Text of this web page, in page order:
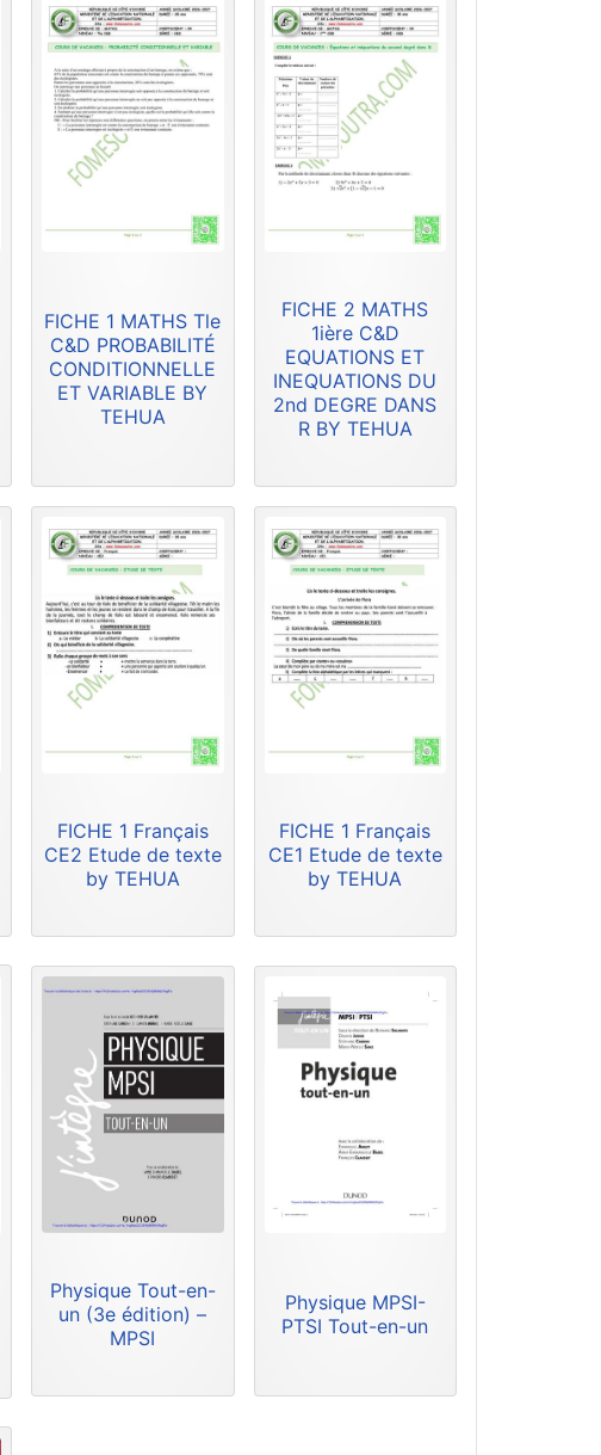
FICHE 1 MATHS Tle
C&D PROBABILITÉ
CONDITIONNELLE
ET VARIABLE BY
TEHUA
FICHE 2 MATHS
1ière C&D
EQUATIONS ET
INEQUATIONS DU
2nd DEGRE DANS
R BY TEHUA
FICHE 1 Français
CE2 Etude de texte
by TEHUA
FICHE 1 Français
CE1 Etude de texte
by TEHUA
Physique Tout-en-
un (3e édition) –
MPSI
Physique MPSI-
PTSI Tout-en-un